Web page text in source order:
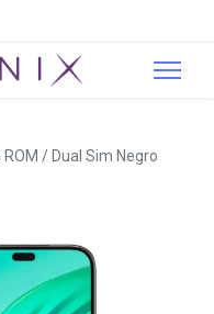
ROM / Dual Sim Negro